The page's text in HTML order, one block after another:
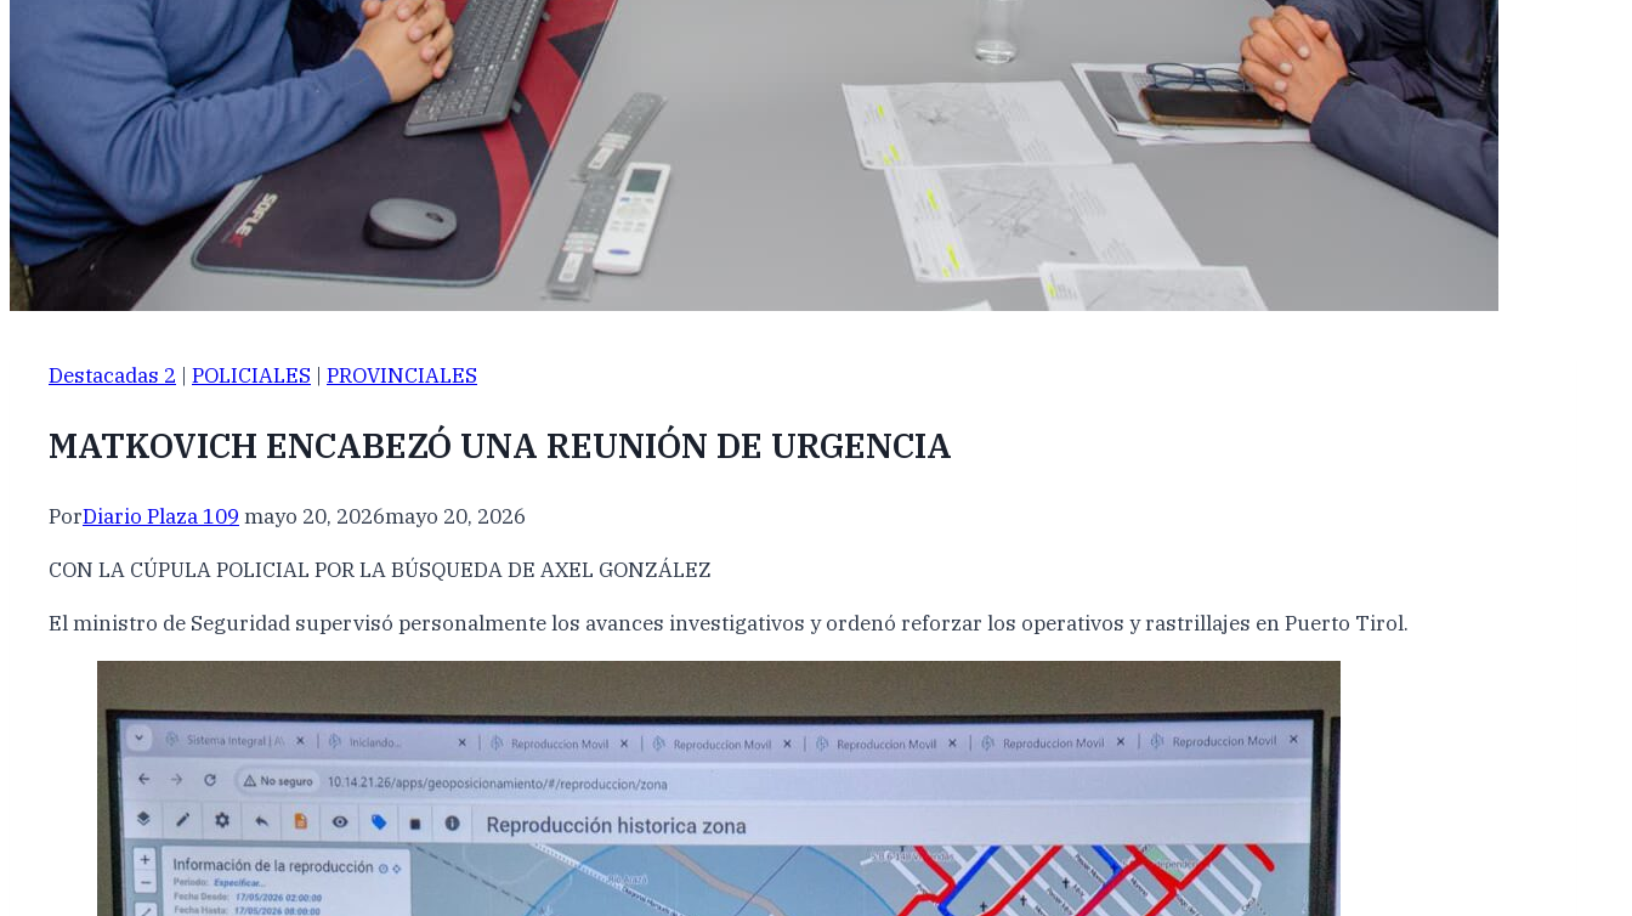
Destacadas 2 | POLICIALES | PROVINCIALES
MATKOVICH ENCABEZÓ UNA REUNIÓN DE URGENCIA
PorDiario Plaza 109 mayo 20, 2026mayo 20, 2026
CON LA CÚPULA POLICIAL POR LA BÚSQUEDA DE AXEL GONZÁLEZ
El ministro de Seguridad supervisó personalmente los avances investigativos y ordenó reforzar los operativos y rastrillajes en Puerto Tirol.